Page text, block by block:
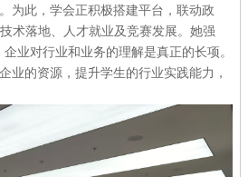
为此，学会正积极搭建平台，联动政
术落地、人才就业及竞赛发展。她强
业对行业和业务的理解是真正的长项。
业的资源，提升学生的行业实践能力，